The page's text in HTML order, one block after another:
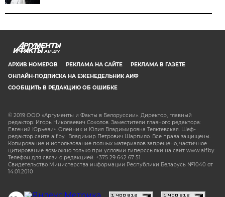
AIF.BY
АРХИВ НОМЕРОВ РЕКЛАМА НА САЙТЕ
РЕКЛАМА В ГАЗЕТЕ
ОНЛАЙН-ПОДПИСКА НА ЕЖЕНЕДЕЛЬНИК АИФ
СООБЩИТЬ В РЕДАКЦИЮ ОБ ОШИБКЕ
© 2019 ООО «Аргументы и Факты в Белоруссии». Директор, главный
редактор: Игорь Николаевич Соколов. Заместители главного редактора:
Евгений Юрьевич Олейник и Юлия Владимировна Тельтевская. Шеф-
редактор сайта aif.by: Владимир Петрович Шарпило. Все права защищены.
Копирование и использование полных материалов запрещено, частичное
цитирование возможно только при условии гиперссылки на сайт www.aif.by.
Телефон для связи с редакцией: +375 29 642 67 51.
Свидетельство Министерства информации Республики Беларусь №1040 от
14.01.2010